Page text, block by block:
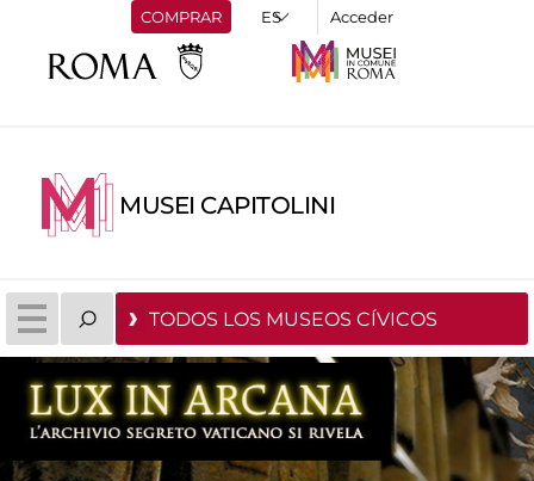
COMPRAR Acceder
MUSEI CAPITOLINI
TODOS LOS MUSEOS CÍVICOS